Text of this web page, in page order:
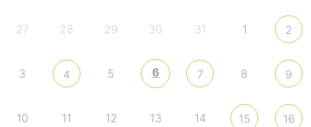
27 28 29 30 31 1 2
3 4 5 6 7 8 9
10 11 12 13 14 15 16